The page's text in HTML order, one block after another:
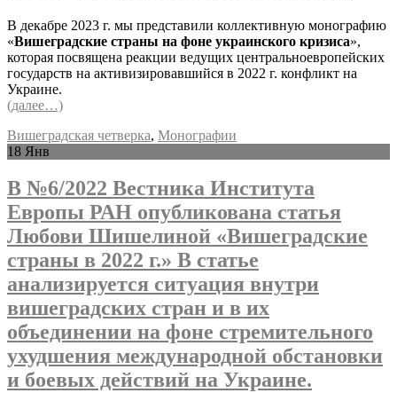
В декабре 2023 г. мы представили коллективную монографию
«Вишеградские страны на фоне украинского кризиса»,
которая посвящена реакции ведущих центральноевропейских
государств на активизировавшийся в 2022 г. конфликт на
Украине.
(далее…)
Вишеградская четверка, Монографии
18 Янв
В №6/2022 Вестника Института
Европы РАН опубликована статья
Любови Шишелиной «Вишеградские
страны в 2022 г.» В статье
анализируется ситуация внутри
вишеградских стран и в их
объединении на фоне стремительного
ухудшения международной обстановки
и боевых действий на Украине.